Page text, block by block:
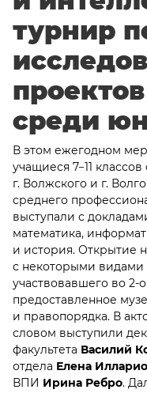
турнир
среди
В этом ежегодном
учащиеся 7−11
г. Волжского и г.
среднего
выступали с
математика,
и история. Открытие
с некоторыми видами
участвовавшего во
предоставленное
и правопорядка. В
словом выступили
факультета Василий
отдела Елена
ВПИ Ирина Ребро.